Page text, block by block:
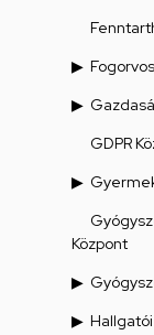
GDPR
Központ